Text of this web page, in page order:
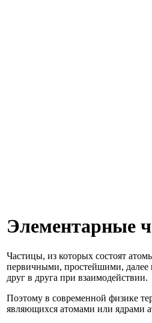
Элементарные
Частицы, из которых состоят
первичными, простейшими, далее
друг в друга при взаимодействии.
Поэтому в современной физике
являющихся атомами или ядрами